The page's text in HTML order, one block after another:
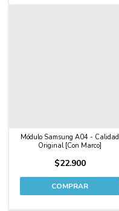
Módulo Samsung A04 - Calidad
Original [Con Marco]
$22.900